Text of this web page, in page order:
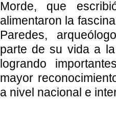
Morde, que
alimentaron la
Paredes,
parte de su vida a
logrando
mayor
a nivel nacional e